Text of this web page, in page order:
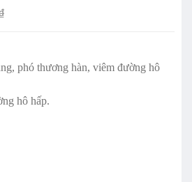
phó thương hàn, viêm đường hô
hô hấp.